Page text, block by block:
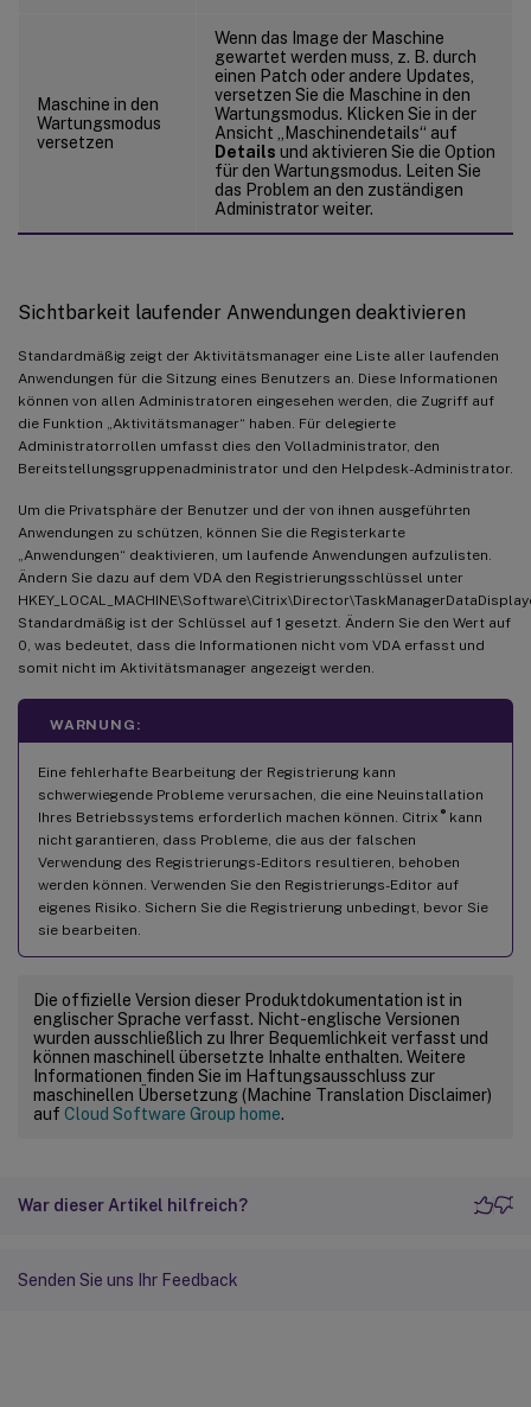
Maschine in den
Wartungsmodus
versetzen
Wenn das Image der Maschine
gewartet werden muss, z. B. durch
einen Patch oder andere Updates,
versetzen Sie die Maschine in den
Wartungsmodus. Klicken Sie in der
Ansicht „Maschinendetails“ auf
Details und aktivieren Sie die Option
für den Wartungsmodus. Leiten Sie
das Problem an den zuständigen
Administrator weiter.
Sichtbarkeit laufender Anwendungen deaktivieren
Standardmäßig zeigt der Aktivitätsmanager eine Liste aller laufenden
Anwendungen für die Sitzung eines Benutzers an. Diese Informationen
können von allen Administratoren eingesehen werden, die Zugriff auf
die Funktion „Aktivitätsmanager“ haben. Für delegierte
Administratorrollen umfasst dies den Volladministrator, den
Bereitstellungsgruppenadministrator und den Helpdesk-Administrator.
Um die Privatsphäre der Benutzer und der von ihnen ausgeführten
Anwendungen zu schützen, können Sie die Registerkarte
„Anwendungen“ deaktivieren, um laufende Anwendungen aufzulisten.
Ändern Sie dazu auf dem VDA den Registrierungsschlüssel unter
Standardmäßig ist der Schlüssel auf 1 gesetzt. Ändern Sie den Wert auf
0, was bedeutet, dass die Informationen nicht vom VDA erfasst und
somit nicht im Aktivitätsmanager angezeigt werden.
WARNUNG:
Eine fehlerhafte Bearbeitung der Registrierung kann
schwerwiegende Probleme verursachen, die eine Neuinstallation
Ihres Betriebssystems erforderlich machen können. Citrix ®kann
nicht garantieren, dass Probleme, die aus der falschen
Verwendung des Registrierungs-Editors resultieren, behoben
werden können. Verwenden Sie den Registrierungs-Editor auf
eigenes Risiko. Sichern Sie die Registrierung unbedingt, bevor Sie
sie bearbeiten.
Die offizielle Version dieser Produktdokumentation ist in
englischer Sprache verfasst. Nicht-englische Versionen
wurden ausschließlich zu Ihrer Bequemlichkeit verfasst und
können maschinell übersetzte Inhalte enthalten. Weitere
Informationen finden Sie im Haftungsausschluss zur
maschinellen Übersetzung (Machine Translation Disclaimer)
auf Cloud Software Group home.
War dieser Artikel hilfreich?
Senden Sie uns Ihr Feedback